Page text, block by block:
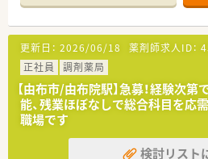
<こんな薬局です>
■創業は1970年と50年に渡って
品・サービスをお届することを
使命としてまりました。
■大分県内に10店舗の薬局を展開
■調剤事業・OTC事業・人材紹介
す。
<福利厚生>
■住宅手当（既婚・未婚により規定
■遠方からの通勤者には高速代の
更新日： 2026/06/18 薬剤師求人ID：
正社員
調剤薬局
【由布市/由布院駅】急募！経験次
能、残業ほぼなしで総合科目を応
職場です
検討リスト